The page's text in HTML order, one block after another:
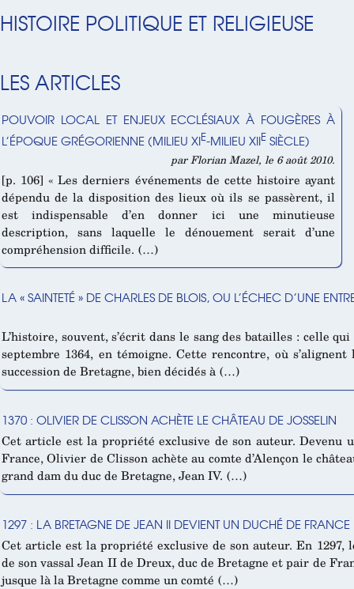
HISTOIRE POLITIQUE ET RELIGIEUSE
LES ARTICLES
POUVOIR LOCAL ET ENJEUX ECCLÉSIAUX À FOUGÈRES À
L’ÉPOQUE GRÉGORIENNE (MILIEU XIE-MILIEU XIIE SIÈCLE)
par Florian Mazel, le 6 août 2010.
[p. 106] « Les derniers événements de cette histoire ayant
dépendu de la disposition des lieux où ils se passèrent, il
est indispensable d’en donner ici une minutieuse
description, sans laquelle le dénouement serait d’une
compréhension difficile. (…)
LA « SAINTETÉ » DE CHARLES DE BLOIS, OU L’ÉCHEC D’UNE
L’histoire, souvent, s’écrit dans le sang des batailles : celle
septembre 1364, en témoigne. Cette rencontre, où
succession de Bretagne, bien décidés à (…)
1370 : OLIVIER DE CLISSON ACHÈTE LE CHÂTEAU DE JOSSELIN
Cet article est la propriété exclusive de son auteur. Devenu
France, Olivier de Clisson achète au comte d’Alençon le
grand dam du duc de Bretagne, Jean IV. (…)
1297 : LA BRETAGNE DE JEAN II DEVIENT UN DUCHÉ DE FRANCE
Cet article est la propriété exclusive de son auteur. En
de son vassal Jean II de Dreux, duc de Bretagne et pair de
jusque là la Bretagne comme un comté (…)